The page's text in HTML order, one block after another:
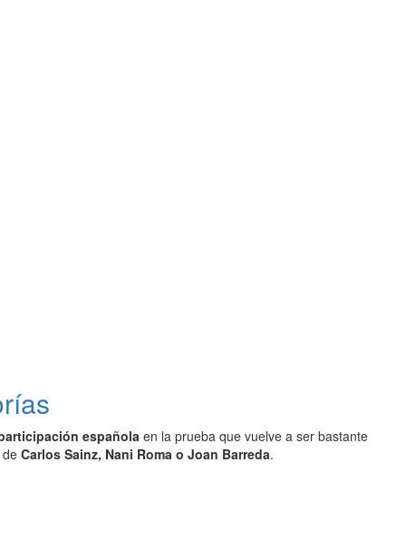
españolaen la prueba que vuelve a ser bastante
Carlos Sainz, Nani Roma o Joan Barreda.